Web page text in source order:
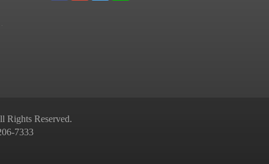
Reserved.
7333